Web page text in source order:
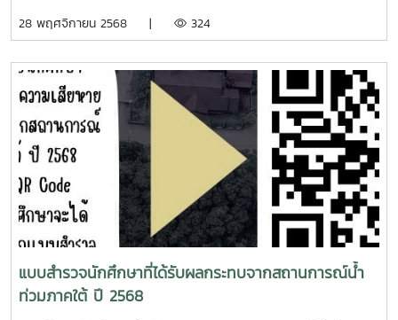
การศึกษาและให้คำปรึกษา ชั้น 2 อาคารอำนวย ยศสุข (โซนด้าน
น. (ในวันจันทร์ - ศุกร์ เวลาราชการเท่านั้น)
28 พฤศจิกายน 2568 | 324
แบบสำรวจนักศึกษาที่ได้รับผลกระทบจากสถานการณ์น้ำ
ท่วมภาคใต้ ปี 2568